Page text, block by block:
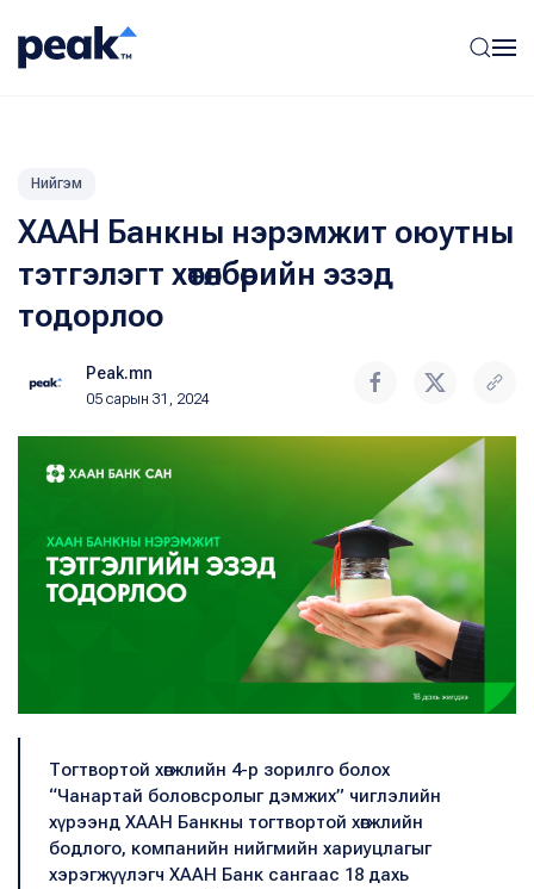
Нийгэм
ХААН Банкны нэрэмжит оюутны
тэтгэлэгт хөтөлбөрийн эзэд
тодорлоо
Peak.mn
05 сарын 31, 2024
Тогтвортой хөгжлийн 4-р зорилго болох
“Чанартай боловсролыг дэмжих” чиглэлийн
хүрээнд ХААН Банкны тогтвортой хөгжлийн
бодлого, компанийн нийгмийн хариуцлагыг
хэрэгжүүлэгч ХААН Банк сангаас 18 дахь